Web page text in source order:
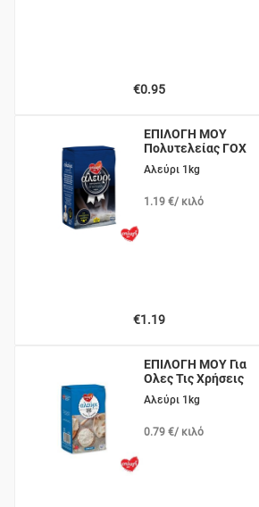
€0.95
ΕΠΙΛΟΓΗ ΜΟΥ
Πολυτελείας ΓΟΧ
Αλεύρι 1kg
1.19 €/ κιλό
€1.19
ΕΠΙΛΟΓΗ ΜΟΥ Για
Ολες Τις Χρήσεις
Αλεύρι 1kg
0.79 €/ κιλό